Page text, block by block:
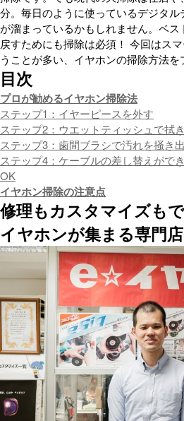
分。毎日のように使っているデジタ
が溜まっているかもしれません。ベ
戻すためにも掃除は必須！ 今回はス
うことが多い、イヤホンの掃除方法を
目次
プロが勧めるイヤホン掃除法
ステップ1：イヤーピースを外す
ステップ2：ウエットティッシュで拭
ステップ3：歯間ブラシで汚れを掻き
ステップ4：ケーブルの差し替えがで
OK
イヤホン掃除の注意点
修理もカスタマイズも
イヤホンが集まる専門店